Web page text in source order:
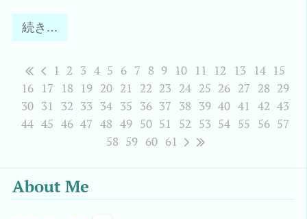
続き…
1 2 3 4 5 6 7 8 9 10 11 12 13 14 15
16 17 18 19 20 21 22 23 24 25 26 27 28 29
30 31 32 33 34 35 36 37 38 39 40 41 42 43
44 45 46 47 48 49 50 51 52 53 54 55 56 57
58 59 60 61
About Me